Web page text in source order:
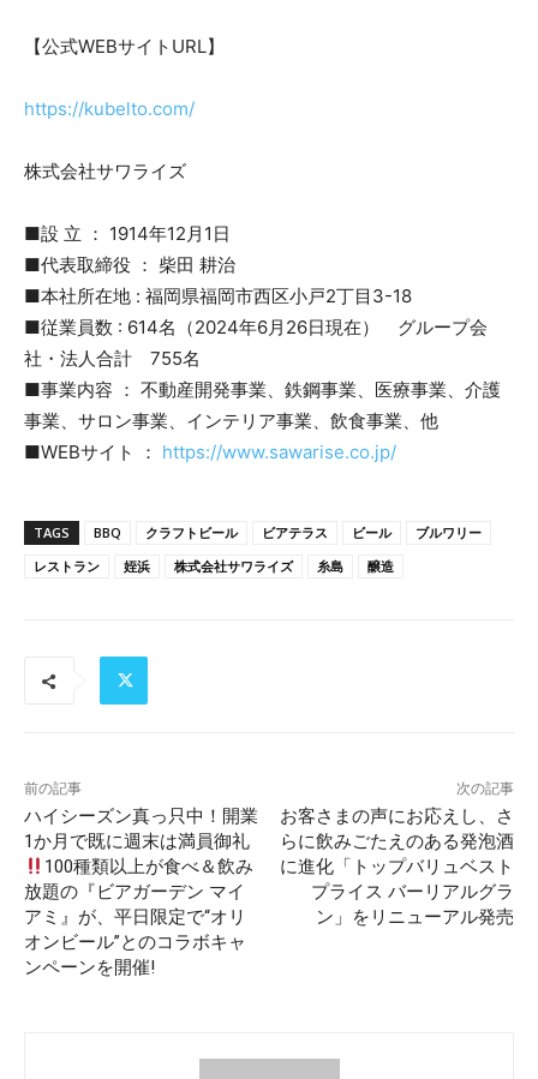
【公式WEBサイトURL】
https://kubelto.com/
株式会社サワライズ
■設 立 ： 1914年12月1日
■代表取締役 ： 柴田 耕治
■本社所在地 : 福岡県福岡市西区小戸2丁目3-18
■従業員数 : 614名（2024年6月26日現在） グループ会
社・法人合計 755名
■事業内容 ： 不動産開発事業、鉄鋼事業、医療事業、介護
事業、サロン事業、インテリア事業、飲食事業、他
■WEBサイト ： https://www.sawarise.co.jp/
TAGS BBQ クラフトビール ビアテラス ビール
ブルワリー
レストラン
姪浜 株式会社サワライズ 糸島 醸造
前の記事
ハイシーズン真っ只中！開業
1か月で既に週末は満員御礼
100種類以上が食べ＆飲み
放題の『ビアガーデン マイ
アミ』が、平日限定で“オリ
オンビール”とのコラボキャ
ンペーンを開催!
次の記事
お客さまの声にお応えし、さ
らに飲みごたえのある発泡酒
に進化「トップバリュベスト
プライス バーリアルグラ
ン」をリニューアル発売